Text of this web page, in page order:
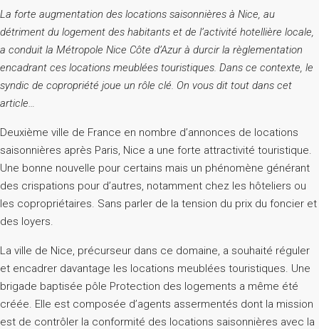
La forte augmentation des locations saisonnières à Nice, au
détriment du logement des habitants et de l’activité hotellière locale,
a conduit la Métropole Nice Côte d’Azur à durcir la règlementation
encadrant ces locations meublées touristiques. Dans ce contexte, le
syndic de copropriété joue un rôle clé. On vous dit tout dans cet
article…
Deuxième ville de France en nombre d’annonces de locations
saisonnières après Paris, Nice a une forte attractivité touristique.
Une bonne nouvelle pour certains mais un phénomène générant
des crispations pour d’autres, notamment chez les hôteliers ou
les copropriétaires. Sans parler de la tension du prix du foncier et
des loyers.
La ville de Nice, précurseur dans ce domaine, a souhaité réguler
et encadrer davantage les locations meublées touristiques. Une
brigade baptisée pôle Protection des logements a même été
créée. Elle est composée d’agents assermentés dont la mission
est de contrôler la conformité des locations saisonnières avec la